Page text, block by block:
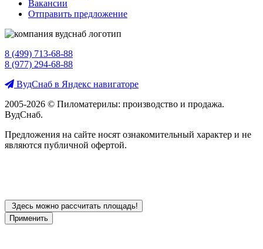
Вакансии
Отправить предложение
8 (499) 713-68-88
8 (977) 294-68-88
ВудСнаб в Яндекс навигаторе
2005-2026 © Пиломатерилы: производство и продажа.
ВудСнаб.
Предложения на сайте носят ознакомительный характер и не
являются публичной офертой.
Здесь можно рассчитать площадь!
Применить